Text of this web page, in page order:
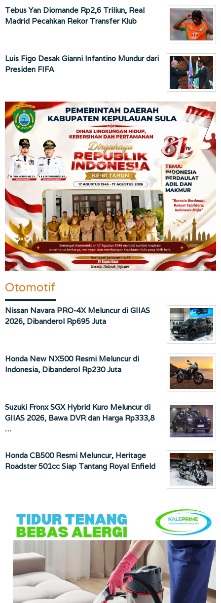
Tebus Yan Diomande Rp2,6 Triliun, Real
Madrid Pecahkan Rekor Transfer Klub
Luis Figo Desak Gianni Infantino Mundur dari
Presiden FIFA
Otomotif
Nissan Navara PRO-4X Meluncur di GIIAS
2026, Dibanderol Rp695 Juta
Honda New NX500 Resmi Meluncur di
Indonesia, Dibanderol Rp230 Juta
Suzuki Fronx SGX Hybrid Kuro Meluncur di
GIIAS 2026, Bawa DVR dan Harga Rp333,8
…
Honda CB500 Resmi Meluncur, Heritage
Roadster 501cc Siap Tantang Royal Enfield